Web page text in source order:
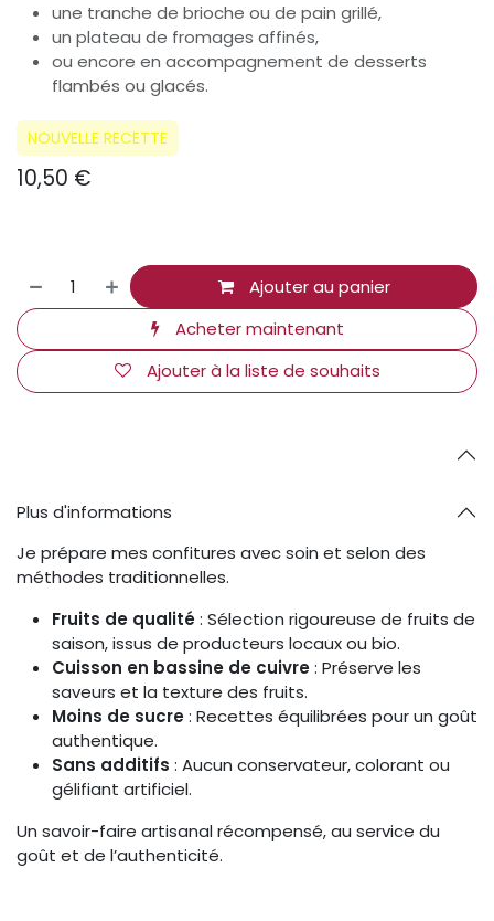
une tranche de brioche ou de pain grillé,
un plateau de fromages affinés,
ou encore en accompagnement de desserts
flambés ou glacés.
NOUVELLE RECETTE
10,50 €
Ajouter au panier
Acheter maintenant
Ajouter à la liste de souhaits
Plus d'informations
Je prépare mes confitures avec soin et selon des
méthodes traditionnelles.
Fruits de qualité: Sélection rigoureuse de fruits de
saison, issus de producteurs locaux ou bio.
Cuisson en bassine de cuivre: Préserve les
saveurs et la texture des fruits.
Moins de sucre: Recettes équilibrées pour un goût
authentique.
Sans additifs : Aucun conservateur, colorant ou
gélifiant artificiel.
Un savoir-faire artisanal récompensé, au service du
goût et de l’authenticité.